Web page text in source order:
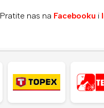
Pratite nas na Facebooku i